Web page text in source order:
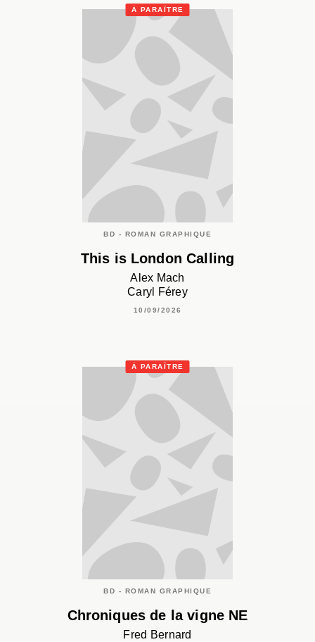
À PARAÎTRE
BD - ROMAN GRAPHIQUE
This is London Calling
Alex Mach
Caryl Férey
10/09/2026
À PARAÎTRE
BD - ROMAN GRAPHIQUE
Chroniques de la vigne NE
Fred Bernard